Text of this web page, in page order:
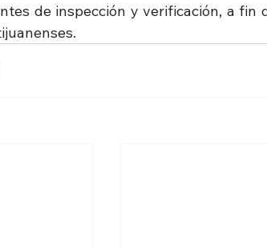
de inspección y verificación, a